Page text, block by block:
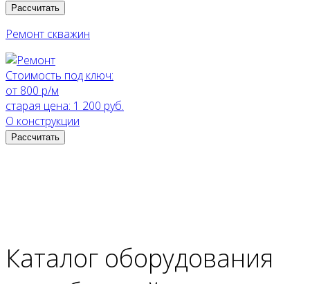
Рассчитать
Ремонт скважин
Стоимость под ключ:
от 800 р/м
старая цена: 1 200 руб.
О конструкции
Рассчитать
Каталог оборудования